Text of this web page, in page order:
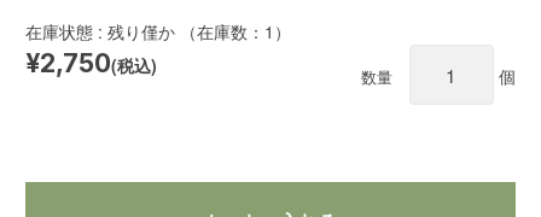
在庫状態 : 残り僅か （在庫数：1）
¥2,750(税込)
数量 個